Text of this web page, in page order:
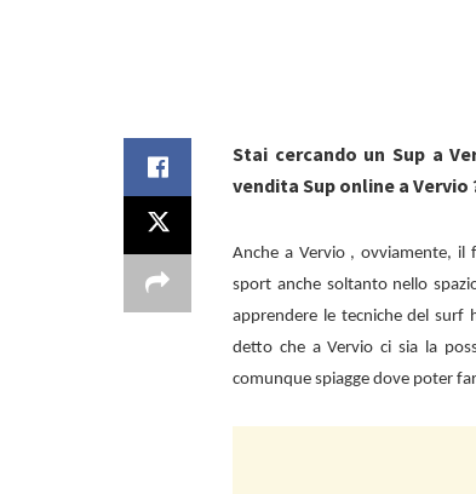
Stai cercando un Sup a
vendita Sup online a Vervio
Anche a Vervio , ovviamente, il
sport anche soltanto nello
apprendere le tecniche del surf
detto che aVervio ci sia la
comunque spiagge dove poter